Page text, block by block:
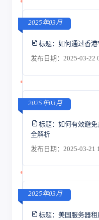
2025年03月
标题： 如何通过香港
发布日期：2025-03-22
2025年03月
标题： 如何有效避免
全解析
发布日期：2025-03-21
2025年03月
标题： 美国服务器